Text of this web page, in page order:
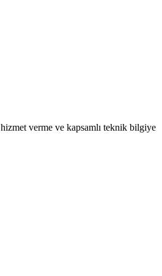
verme ve kapsamlı teknik bilgiye